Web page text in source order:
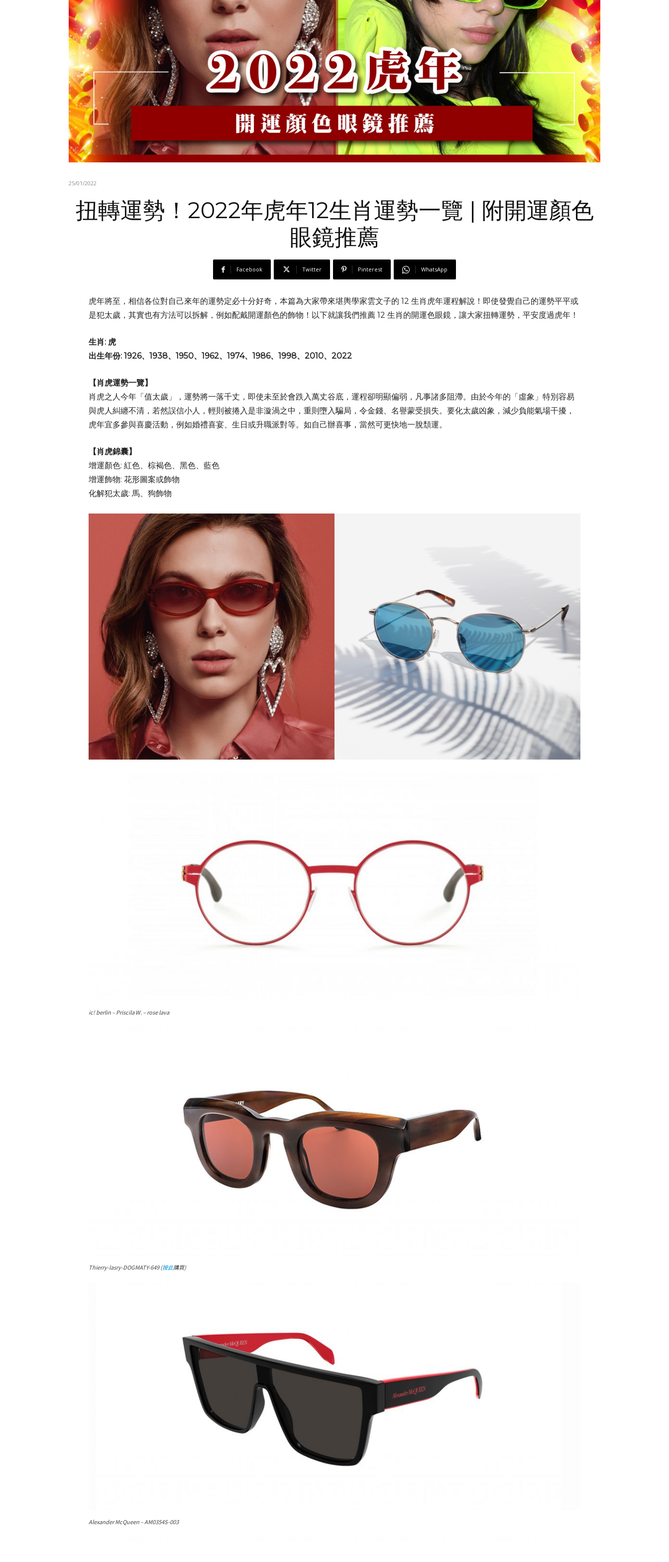
25/01/2022
扭轉運勢！2022年虎年12生肖運勢一覽 | 附開運顏色
眼鏡推薦
Facebook Twitter Pinterest WhatsApp
虎年將至，相信各位對自己來年的運勢定必十分好奇，本篇為大家帶來堪輿學家雲文子的 12 生肖虎年運程解說！即使發覺自己的運勢平平或
是犯太歲，其實也有方法可以拆解，例如配戴開運顏色的飾物！以下就讓我們推薦 12 生肖的開運色眼鏡，讓大家扭轉運勢，平安度過虎年！
生肖: 虎
出生年份: 1926、1938、1950、1962、1974、1986、1998、2010、2022
【肖虎運勢一覽】
肖虎之人今年「值太歲」，運勢將一落千丈，即使未至於會跌入萬丈谷底，運程卻明顯偏弱，凡事諸多阻滯。由於今年的「虛象」特別容易
與虎人糾纏不清，若然誤信小人，輕則被捲入是非漩渦之中，重則墮入騙局，令金錢、名譽蒙受損失。要化太歲凶象，減少負能氣場干擾，
虎年宜多參與喜慶活動，例如婚禮喜宴、生日或升職派對等。如自己辦喜事，當然可更快地一脫頹運。
【肖虎錦囊】
增運顏色: 紅色、棕褐色、黑色、藍色
增運飾物: 花形圖案或飾物
化解犯太歲: 馬、狗飾物
ic! berlin – Priscila W. – rose lava
Thierry-lasry-DOGMATY-649 (按此購買)
Alexander McQueen – AM0354S-003